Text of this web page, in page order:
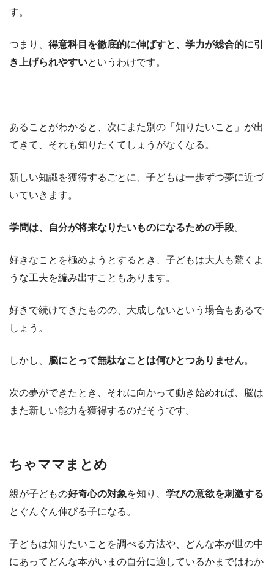
す。
つまり、 得意科目を徹底的に伸ばすと、学力が総合的に引
き上げられやすいというわけです。
あることがわかると、次にまた別の「知りたいこと」が出
てきて、それも知りたくてしょうがなくなる。
新しい知識を獲得するごとに、子どもは一歩ずつ夢に近づ
いていきます。
学問は、自分が将来なりたいものになるための手段。
好きなことを極めようとするとき、子どもは大人も驚くよ
うな工夫を編み出すこともあります。
好きで続けてきたものの、大成しないという場合もあるで
しょう。
しかし、 脳にとって無駄なことは何ひとつありません。
次の夢ができたとき、それに向かって動き始めれば、脳は
また新しい能力を獲得するのだそうです。
ちゃママまとめ
親が子どもの好奇心の対象を知り、 学びの意欲を刺激する
とぐんぐん伸びる子になる。
子どもは知りたいことを調べる方法や、どんな本が世の中
にあってどんな本がいまの自分に適しているかまではわか